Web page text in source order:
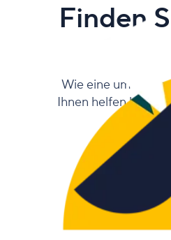
Finden
Wie eine
Ihnen helfen kann,